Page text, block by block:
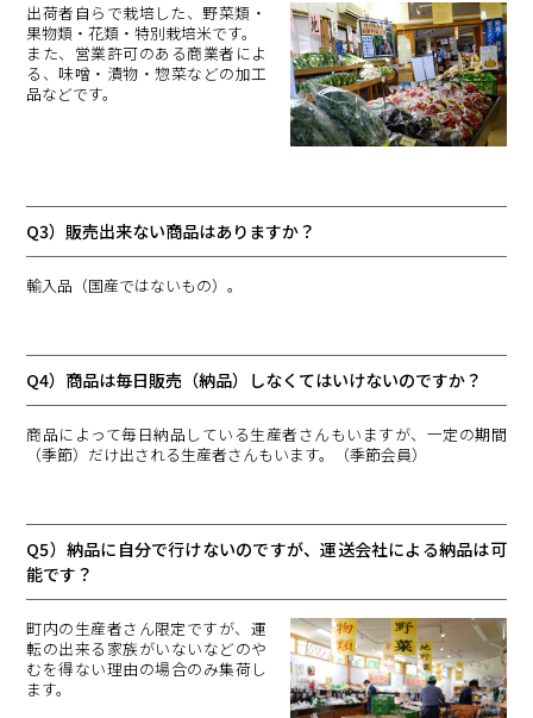
出荷者自らで栽培した、野菜類・
果物類・花類・特別栽培米です。
また、営業許可のある商業者によ
る、味噌・漬物・惣菜などの加工
品などです。
Q3）販売出来ない商品はありますか？
輸入品（国産ではないもの）。
Q4）商品は毎日販売（納品）しなくてはいけないのですか？
商品によって毎日納品している生産者さんもいますが、一定の期間
（季節）だけ出される生産者さんもいます。（季節会員）
Q5）納品に自分で行けないのですが、運送会社による納品は可
能です？
町内の生産者さん限定ですが、運
転の出来る家族がいないなどのや
むを得ない理由の場合のみ集荷し
ます。